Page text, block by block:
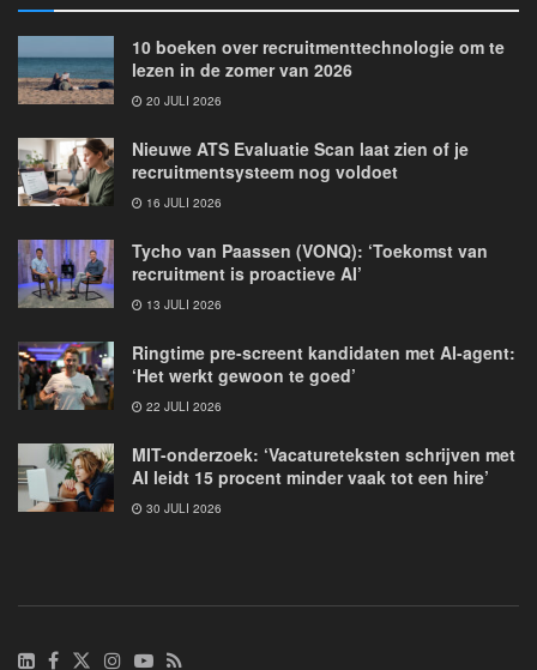
10 boeken over recruitmenttechnologie om te
lezen in de zomer van 2026
20 JULI 2026
Nieuwe ATS Evaluatie Scan laat zien of je
recruitmentsysteem nog voldoet
16 JULI 2026
Tycho van Paassen (VONQ): ‘Toekomst van
recruitment is proactieve AI’
13 JULI 2026
Ringtime pre-screent kandidaten met AI-agent:
‘Het werkt gewoon te goed’
22 JULI 2026
MIT-onderzoek: ‘Vacatureteksten schrijven met
AI leidt 15 procent minder vaak tot een hire’
30 JULI 2026